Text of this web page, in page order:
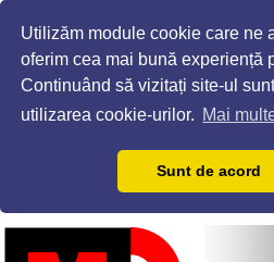
Utilizăm module cookie care ne
oferim cea mai bună experiență
Continuând să vizitați site-ul
utilizarea cookie-urilor. Mai
Sunt de acord